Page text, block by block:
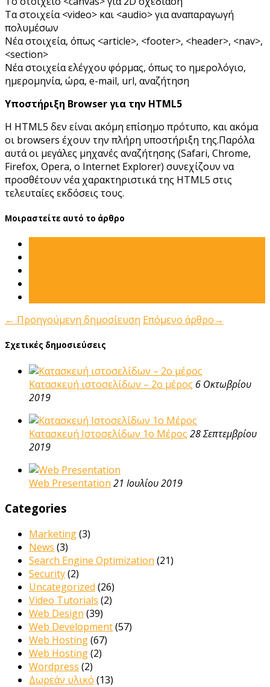
Τα στοιχεία <video> και <audio> για αναπαραγωγή
πολυμέσων
Νέα στοιχεία, όπως <article>, <footer>, <header>, <nav>,
<section>
Νέα στοιχεία ελέγχου φόρμας, όπως το ημερολόγιο,
ημερομηνία, ώρα, e-mail, url, αναζήτηση
Υποστήριξη Browser για την HTML5
Η HTML5 δεν είναι ακόμη επίσημο πρότυπο, και ακόμα
οι browsers έχουν την πλήρη υποστήριξη της.Παρόλα
αυτά οι μεγάλες μηχανές αναζήτησης (Safari, Chrome,
Firefox, Opera, ο Internet Explorer) συνεχίζουν να
προσθέτουν νέα χαρακτηριστικά της HTML5 στις
τελευταίες εκδόσεις τους.
Μοιραστείτε αυτό το άρθρο
← Προηγούμενη δημοσίευση Επόμενο άρθρο→
Σχετικές δημοσιεύσεις
Κατασκευή ιστοσελίδων – 2ο μέρος 6 Οκτωβρίου
2019
Κατασκευή Ιστοσελίδων 1ο Μέρος 28 Σεπτεμβρίου
2019
Web Presentation 21 Ιουλίου 2019
Categories
Marketing(3)
News (3)
Search Engine Optimization (21)
Security(2)
Uncategorized (26)
Video Tutorials (2)
Web Design (39)
Web Development(57)
Web Hosting(67)
Web Hosting(2)
Wordpress (2)
Δωρεάν υλικό (13)